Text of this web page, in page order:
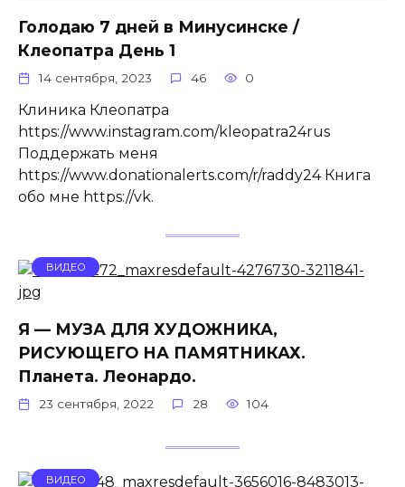
Голодаю 7 дней в Минусинске /
Клеопатра День 1
14 сентября, 2023 46 0
Клиника Клеопатра
https://www.instagram.com/kleopatra24rus
Поддержать меня
https://www.donationalerts.com/r/raddy24 Книга
обо мне https://vk.
ВИДЕО
Я — МУЗА ДЛЯ ХУДОЖНИКА,
РИСУЮЩЕГО НА ПАМЯТНИКАХ.
Планета. Леонардо.
23 сентября, 2022 28 104
ВИДЕО